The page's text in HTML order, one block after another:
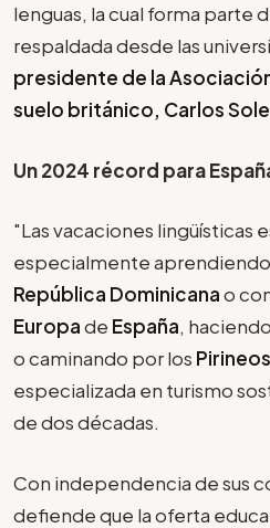
lenguas, la cual forma parte
respaldada desde las
presidente de la
suelo británico, Carlos
Un 2024 récord para
"Las vacaciones lingüísticas
especialmente
República Dominicanao
Europade España,
o caminando por los Pirineos
especializada en turismo
de dos décadas.
Con independencia de sus
defiende que la oferta